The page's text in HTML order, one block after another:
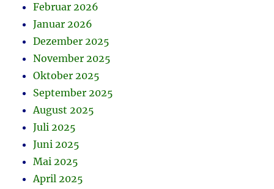
Februar 2026
Januar 2026
Dezember 2025
November 2025
Oktober 2025
September 2025
August 2025
Juli 2025
Juni 2025
Mai 2025
April 2025